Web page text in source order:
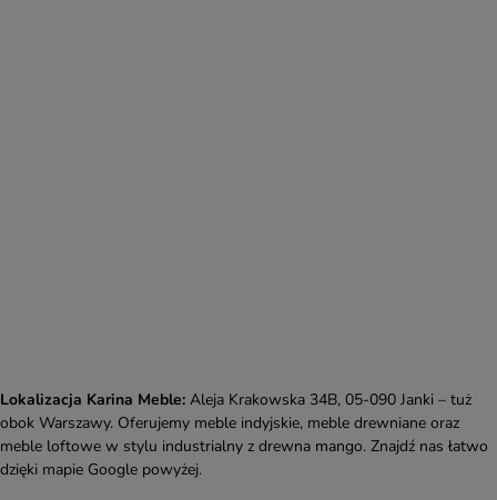
Lokalizacja Karina Meble: Aleja Krakowska 34B, 05-090 Janki – tuż
obok Warszawy. Oferujemy meble indyjskie, meble drewniane oraz
meble loftowe w stylu industrialny z drewna mango. Znajdź nas łatwo
dzięki mapie Google powyżej.